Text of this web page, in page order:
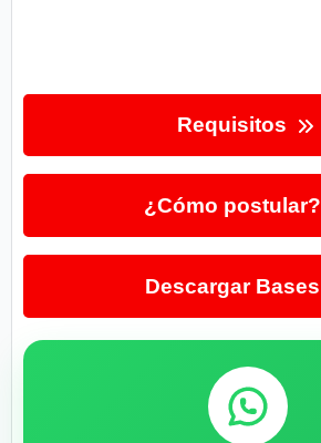
Requisitos
¿Cómo postular?
Descargar Bases